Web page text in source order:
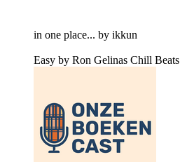
in one place... by ikkun
Easy by Ron Gelinas Chill Beats